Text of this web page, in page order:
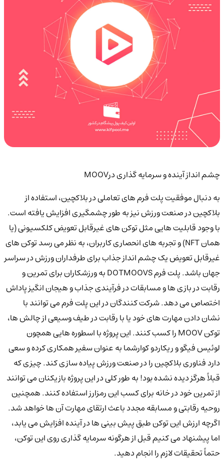
چشم انداز آینده و سرمایه گذاری درMOOV
به دنبال موفقیت پلت فرم های تعاملی در بلاکچین، استفاده از
بلاکچین در صنعت ورزش نیز به طور چشمگیری افزایش یافته است.
با وجود قابلیت هایی مثل توکن های غیرقابل تعویض کلکسیونی (یا
همان NFT) و تجربه های انحصاری کاربران، به نظر می رسد توکن های
غیرقابل تعویض یک چشم انداز جذاب برای طرفداران ورزش در سراسر
جهان باشد. پلت فرم DOTMOOVS به ورزشکاران برای تمرین و
رقابت در بازی ها و مسابقات در فرآیندی جذاب و هیجان انگیز پاداش
اختصاص می دهد. شرکت کنندگان در این پلت فرم می توانند با
نشان دادن مهارت های خود یا با رقابت در طیف وسیعی از چالش ها،
توکن MOOV را کسب کنند. این پروژه با اسطوره هایی همچون
لوئیس فیگو و ریکاردو کوارشما به عنوان سفیر همکاری کرده و سعی
دارد فناوری بلاکچین را در صنعت ورزش پیاده سازی کند. چیزی که
قبلاً هرگز دیده نشده بود! به طور کلی در این پروژه بازیکنان می توانند
از تمرین خود در خانه برای کسب این رمزارز استفاده کنند. همچنین
روحیه رقابتی و مسابقه مجدد باعث ارتقای مهارت آن ها خواهد شد.
اگرچه ارزش این توکن طبق پیش بینی ها در آینده افزایش می یابد،
اما پیشنهاد می کنیم قبل از هرگونه سرمایه گذاری روی این توکن،
حتماً تحقیقات لازم را انجام دهید.